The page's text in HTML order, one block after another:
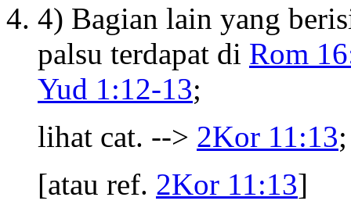
4) Bagian lain yang
palsu terdapat di Rom
Yud 1:12-13;
lihat cat. --> 2Kor 11:13;
[atau ref. 2Kor 11:13]